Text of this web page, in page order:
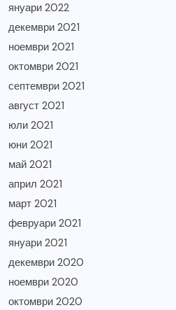
януари 2022
декември 2021
ноември 2021
октомври 2021
септември 2021
август 2021
юли 2021
юни 2021
май 2021
април 2021
март 2021
февруари 2021
януари 2021
декември 2020
ноември 2020
октомври 2020